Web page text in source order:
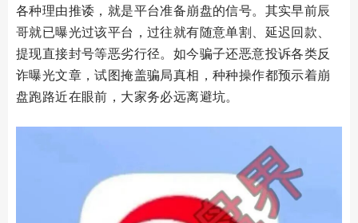
各种理由推诿，就是平台准备崩盘的信号。其实早前辰
哥就已曝光过该平台，过往就有随意单割、延迟回款、
提现直接封号等恶劣行径。如今骗子还恶意投诉各类反
诈曝光文章，试图掩盖骗局真相，种种操作都预示着崩
盘跑路近在眼前，大家务必远离避坑。